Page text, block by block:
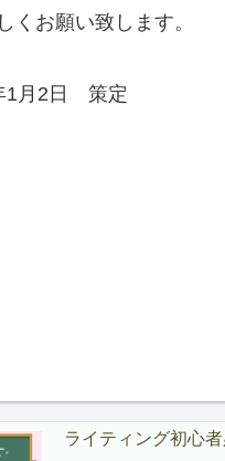
くお願い致します。
1月2日 策定
ライティング初心